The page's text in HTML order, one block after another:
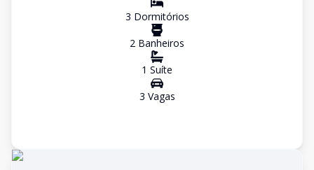
3 Dormitórios
2 Banheiros
1 Suíte
3 Vagas